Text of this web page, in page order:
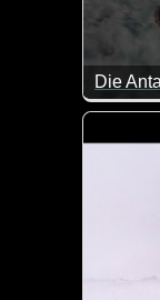
Die
Tolle